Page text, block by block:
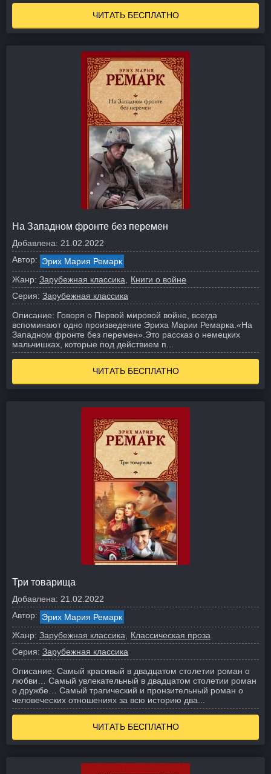
ЧИТАТЬ БЕСПЛАТНО
На Западном фронте без перемен
Добавлена: 21.02.2022
Автор: Эрих Мария Ремарк
Жанр: Зарубежная классика
Книги о войне
Серия: Зарубежная классика
Описание: Говоря о Первой мировой войне, всегда
вспоминают одно произведение Эриха Марии Ремарка. «На
Западном фронте без перемен». Это рассказ о немецких
мальчишках, которые под действием п...
ЧИТАТЬ БЕСПЛАТНО
Три товарища
Добавлена: 21.02.2022
Автор: Эрих Мария Ремарк
Жанр: Зарубежная классика
Классическая проза
Серия: Зарубежная классика
Описание: Самый красивый в двадцатом столетии роман о
любви… Самый увлекательный в двадцатом столетии роман
о дружбе… Самый трагический и пронзительный роман о
человеческих отношениях за всю историю два...
ЧИТАТЬ БЕСПЛАТНО